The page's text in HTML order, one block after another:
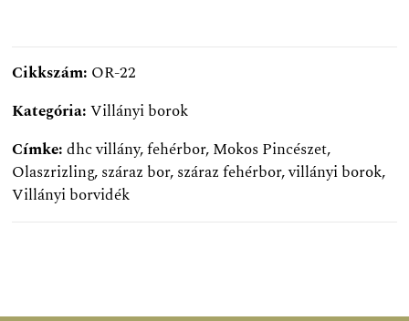
Cikkszám: OR-22
Kategória:Villányi borok
Címke:dhc villány,fehérbor,Mokos Pincészet,
Olaszrizling,száraz bor,száraz fehérbor,villányi borok,
Villányi borvidék